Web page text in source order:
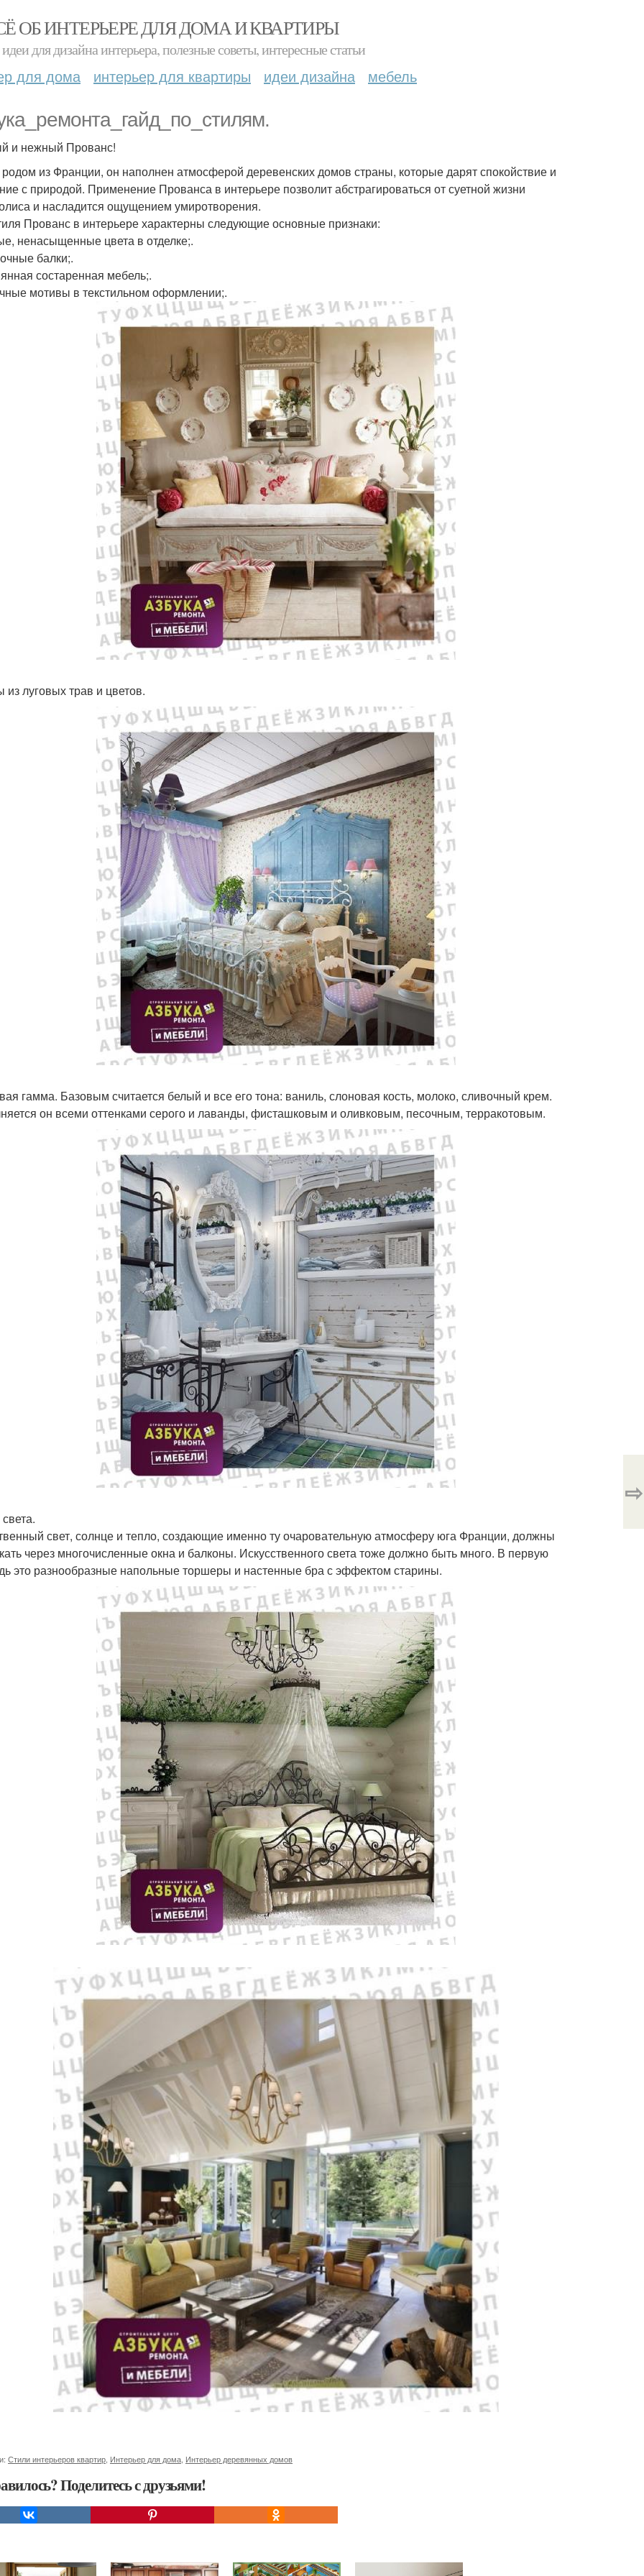
ОБ ИНТЕРЬЕРЕ ДЛЯ ДОМА И КВАРТИРЫ
для дизайна интерьера, полезные советы, интересные статьи
для дома интерьер для квартиры идеи дизайна мебель
и нежный Прованс!
из Франции, он наполнен атмосферой деревенских домов страны, которые дарят спокойствие и
с природой. Применение Прованса в интерьере позволит абстрагироваться от суетной жизни
и насладится ощущением умиротворения.
Прованс в интерьере характерны следующие основные признаки:
ненасыщенные цвета в отделке;.
балки;.
состаренная мебель;.
мотивы в текстильном оформлении;.
из луговых трав и цветов.
гамма. Базовым считается белый и все его тона: ваниль, слоновая кость, молоко, сливочный крем.
он всеми оттенками серого и лаванды, фисташковым и оливковым, песочным, терракотовым.
свет, солнце и тепло, создающие именно ту очаровательную атмосферу юга Франции, должны
через многочисленные окна и балконы. Искусственного света тоже должно быть много. В первую
это разнообразные напольные торшеры и настенные бра с эффектом старины.
Стили интерьеров квартир Интерьер для дома Интерьер деревянных домов
Поделитесь с друзьями!
⇨